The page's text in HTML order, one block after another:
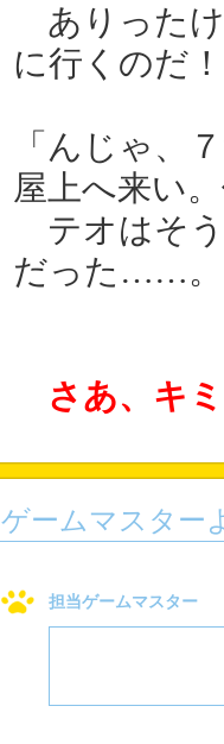
ありったけ
に行くのだ！
「んじゃ、
屋上へ来い
テオはそう
だった……。
さあ、キ
ゲームマスター
担当ゲームマスター